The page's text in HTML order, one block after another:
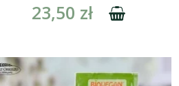
23,50 zł